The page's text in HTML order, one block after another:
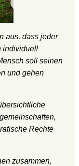
aus, dass jeder
individuell
soll seinen
und gehen
Rechte
zusammen,